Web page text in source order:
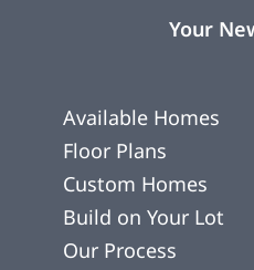
Your
Available Homes
Floor Plans
Custom Homes
Build on Your Lot
Our Process